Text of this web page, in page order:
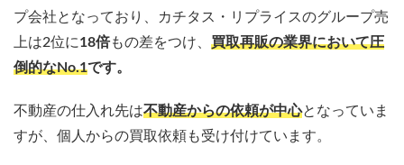
プ会社となっており、カチタス・リプライスのグループ売
上は2位に18倍もの差をつけ、 買取再販の業界において圧
倒的なNo.1です。
不動産の仕入れ先は不動産からの依頼が中心となっていま
すが、個人からの買取依頼も受け付けています。